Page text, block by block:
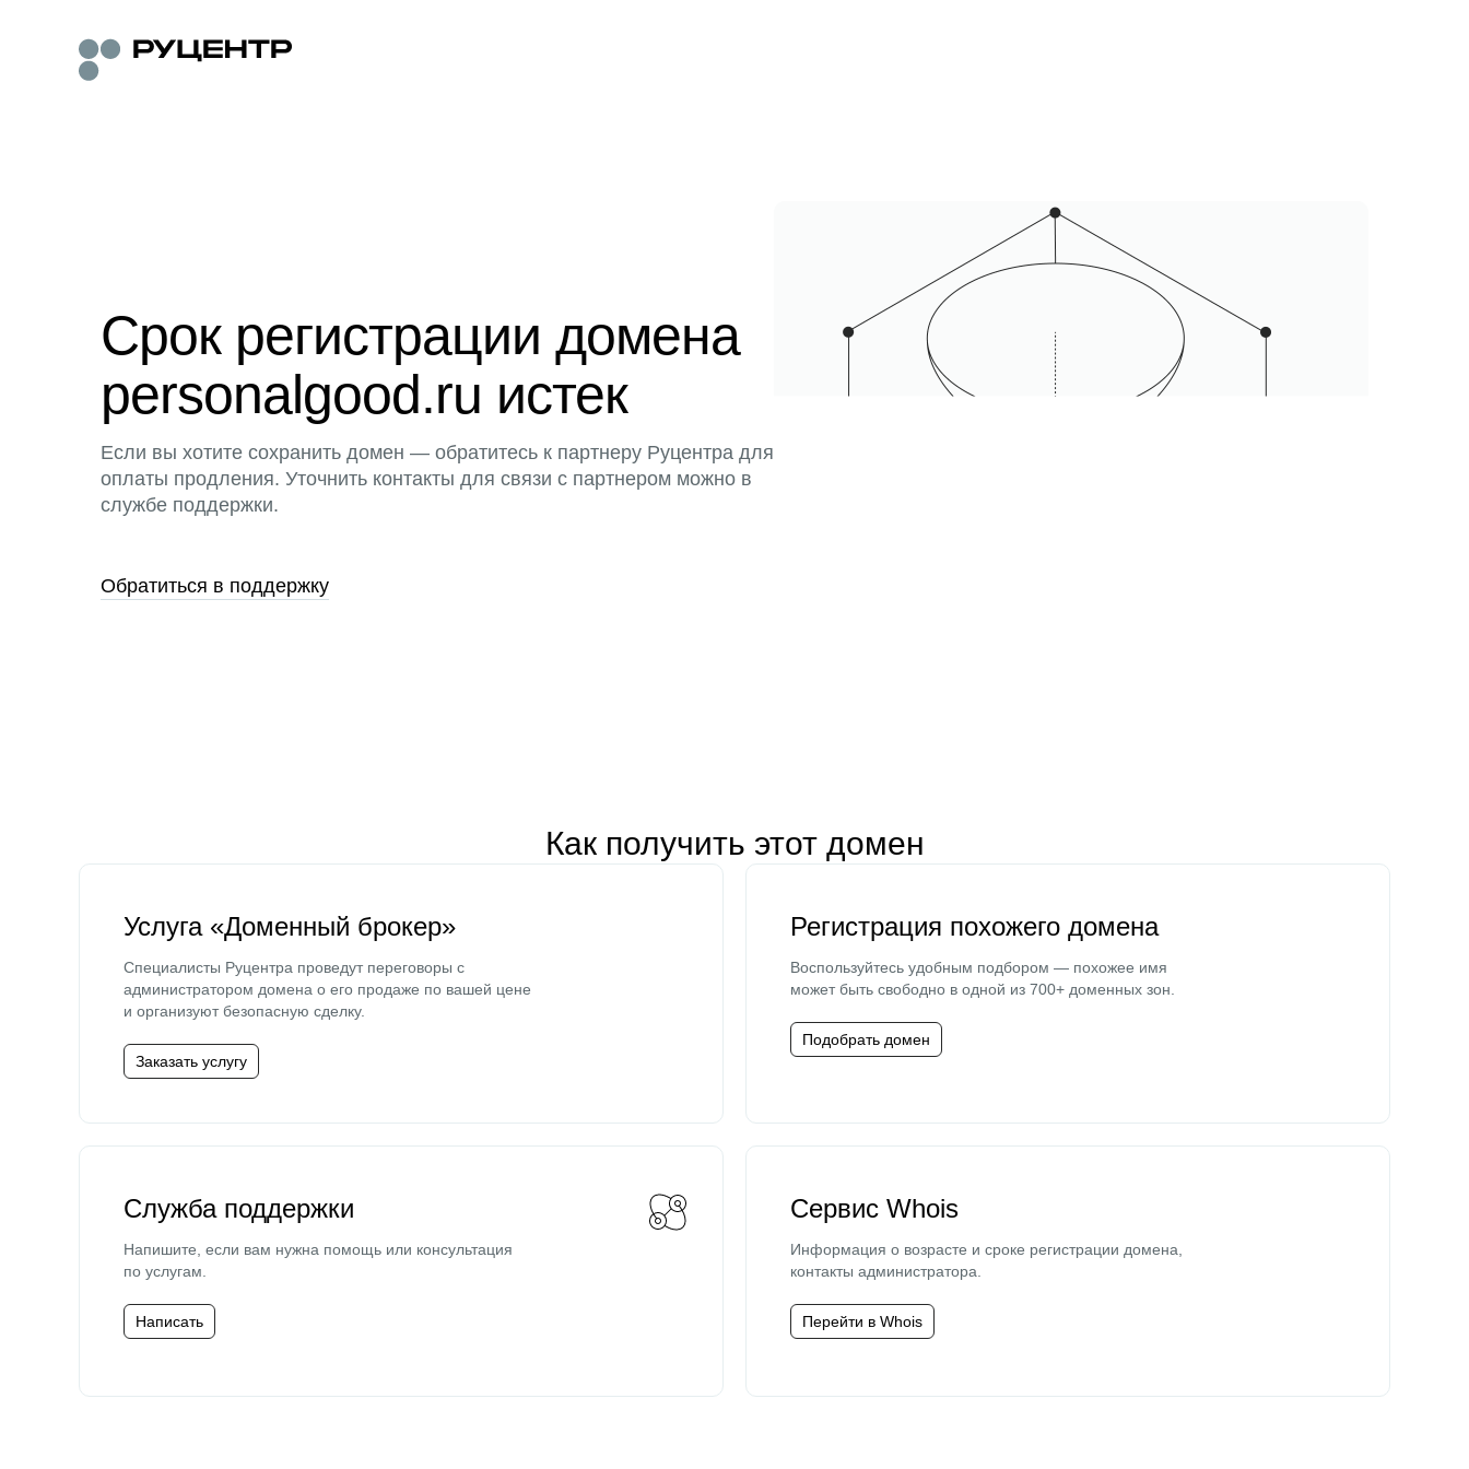
Срок регистрации домена
personalgood.ru истек
Если вы хотите сохранить домен — обратитесь к партнеру Руцентра для
оплаты продления. Уточнить контакты для связи с партнером можно в
службе поддержки.
Обратиться в поддержку
Как получить этот домен
Услуга «Доменный брокер»
Специалисты Руцентра проведут переговоры с
администратором домена о его продаже по вашей цене
и организуют безопасную сделку.
Заказать услугу
Регистрация похожего домена
Воспользуйтесь удобным подбором — похожее имя
может быть свободно в одной из 700+ доменных зон.
Подобрать домен
Служба поддержки
Напишите, если вам нужна помощь или консультация
по услугам.
Написать
Сервис Whois
Информация о возрасте и сроке регистрации домена,
контакты администратора.
Перейти в Whois